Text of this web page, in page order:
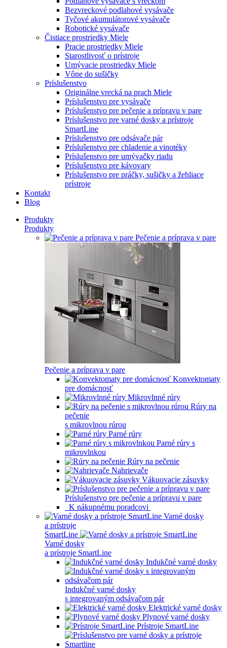
Bezvreckové podlahové vysávače
Tyčové akumulátorové vysávače
Robotické vysávače
Čistiace prostriedky Miele
Pracie prostriedky Miele
Starostlivosť o prístroje
Umývacie prostriedky Miele
Vône do sušičky
Príslušenstvo
Originálne vrecká na prach Miele
Príslušenstvo pre vysávače
Príslušenstvo pre pečenie a prípravu v pare
Príslušenstvo pre varné dosky a prístroje
SmartLine
Príslušenstvo pre odsávače pár
Príslušenstvo pre chladenie a vinotéky
Príslušenstvo pre umývačky riadu
Príslušenstvo pre kávovary
Príslušenstvo pre práčky, sušičky a žehliace
prístroje
Kontakt
Blog
Produkty
Produkty
Pečenie a príprava v pare
Pečenie a príprava v pare
Konvektomaty
pre domácnosť
Mikrovlnné rúry
Rúry na
pečenie
s mikrovlnou rúrou
Parné rúry
Parné rúry s
mikrovlnkou
Rúry na pečenie
Nahrievače
Vákuovacie zásuvky
Príslušenstvo pre pečenie a prípravu v pare
K nákupnému poradcovi
Varné dosky
a prístroje
SmartLine
Varné dosky
a prístroje SmartLine
Indukčné varné dosky
Indukčné varné dosky
s integrovaným odsávačom pár
Elektrické varné dosky
Plynové varné dosky
Prístroje SmartLine